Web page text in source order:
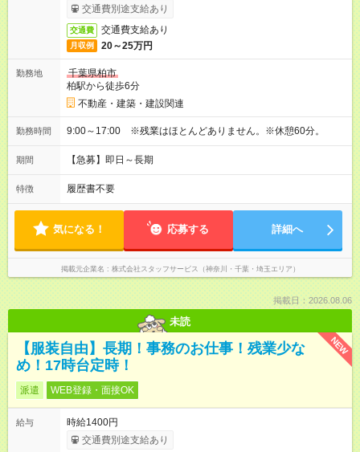
交通費別途支給あり
交通費 交通費支給あり
月収例 20～25万円
勤務地
千葉県柏市
柏駅から徒歩6分
不動産・建築・建設関連
勤務時間 9:00～17:00 ※残業はほとんどありません。※休憩60分。
期間 【急募】即日～長期
特徴 履歴書不要
気になる！ 応募する 詳細へ
掲載元企業名 株式会社スタッフサービス（神奈川・千葉・埼玉エリア）
掲載日：2026.08.06
未読
NEW
【服装自由】長期！事務のお仕事！残業少な
め！17時台定時！
派遣 WEB登録・面接OK
給与
時給1400円
交通費別途支給あり